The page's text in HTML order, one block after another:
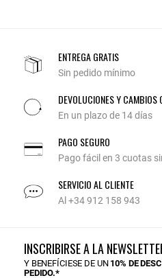
ENTREGA GRATIS
Sin pedido mínimo
DEVOLUCIONES Y CAMBIOS
En un plazo de 14 días
PAGO SEGURO
Pago fácil en 3 cuotas
SERVICIO AL CLIENTE
Al +34 912 158 943
INSCRIBIRSE A LA
Y BENEFÍCIESE DE UN 10% DE
PEDIDO.*